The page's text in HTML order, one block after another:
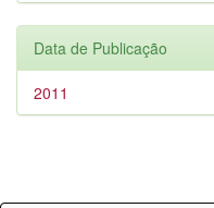
Data de Publicação
2011